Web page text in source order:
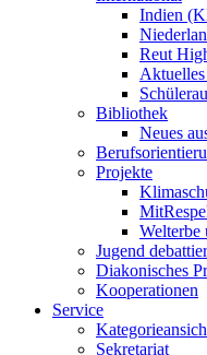
Indien
Reut
Aktuelles
Bibliothek
Neues
Projekte
Welterbe
Jugend
Diakonisches
Kooperationen
Service
Sekretariat